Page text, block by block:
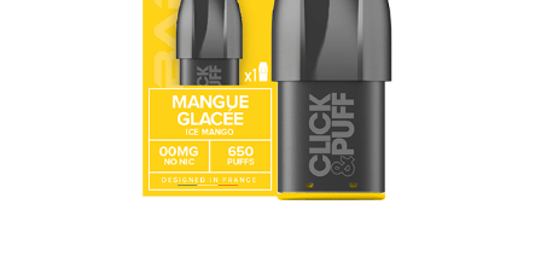
DOMANDE FREQUENTI
DIVENTA UN GROSSISTA X-BAR
IL MIO ACCOUNT